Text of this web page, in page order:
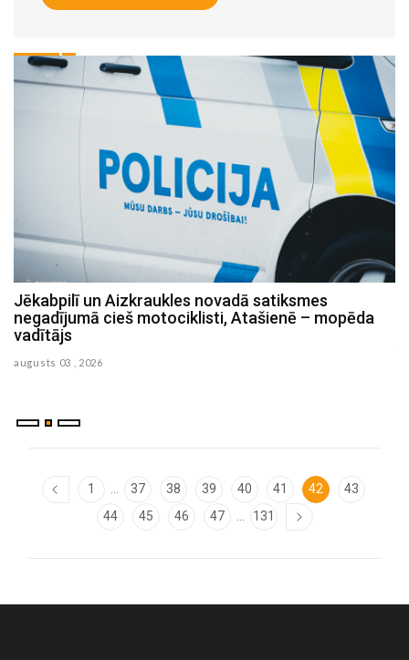
Jēkabpilī un Aizkraukles novadā satiksmes
negadījumā cieš motociklisti, Atašienē – mopēda
vadītājs
augusts 03 , 2026
1 37 38 39 40 41 42
43
44
45 46 47 131